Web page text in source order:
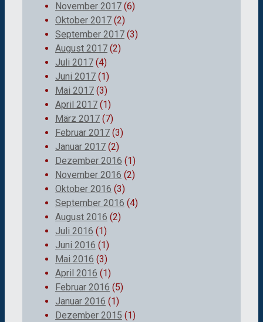
November 2017 (6)
Oktober 2017 (2)
September 2017 (3)
August 2017 (2)
Juli 2017 (4)
Juni 2017 (1)
Mai 2017 (3)
April 2017 (1)
März 2017 (7)
Februar 2017 (3)
Januar 2017 (2)
Dezember 2016 (1)
November 2016 (2)
Oktober 2016 (3)
September 2016 (4)
August 2016 (2)
Juli 2016 (1)
Juni 2016 (1)
Mai 2016 (3)
April 2016 (1)
Februar 2016 (5)
Januar 2016 (1)
Dezember 2015 (1)